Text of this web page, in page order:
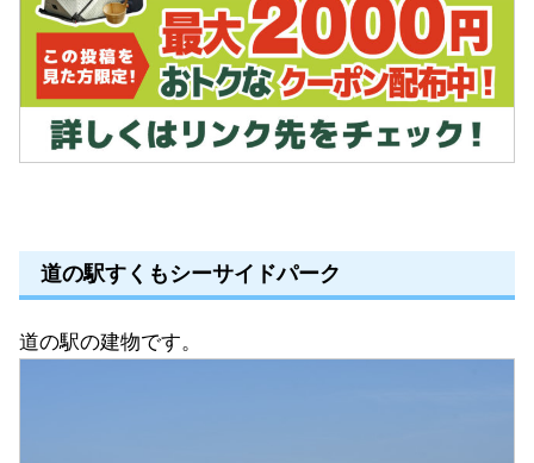
道の駅すくもシーサイドパーク
道の駅の建物です。